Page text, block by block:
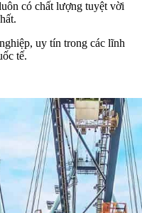
có chất lượng tuyệt vời
uy tín trong các lĩnh
tế.